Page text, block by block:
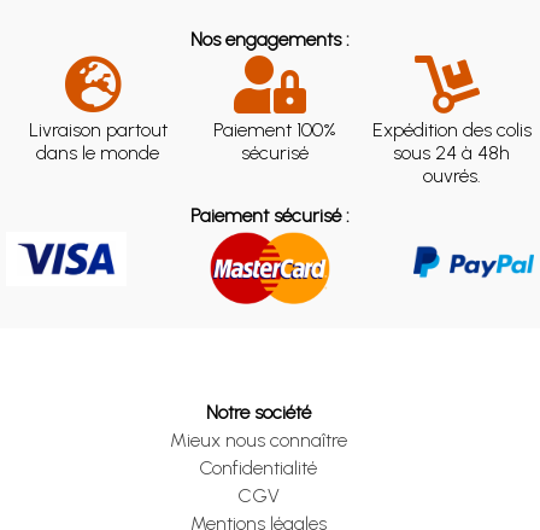
Nos engagements :
Livraison partout
dans le monde
Paiement 100%
sécurisé
Expédition des colis
sous 24 à 48h
ouvrés.
Paiement sécurisé :
Notre société
Mieux nous connaître
Confidentialité
CGV
Mentions légales